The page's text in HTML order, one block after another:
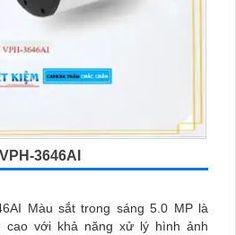
3646AI
Màu sắt trong sáng 5.0 MP là
cao với khả năng xử lý hình ảnh